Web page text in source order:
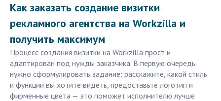
Как заказать создание визитки
рекламного агентства на Workzilla и
получить максимум
Процесс создания визитки на Workzilla прост и
адаптирован под нужды заказчика. В первую очередь
нужно сформулировать задание: расскажите, какой стиль
и функции вы хотите видеть, предоставьте логотип и
фирменные цвета — это поможет исполнителю лучше